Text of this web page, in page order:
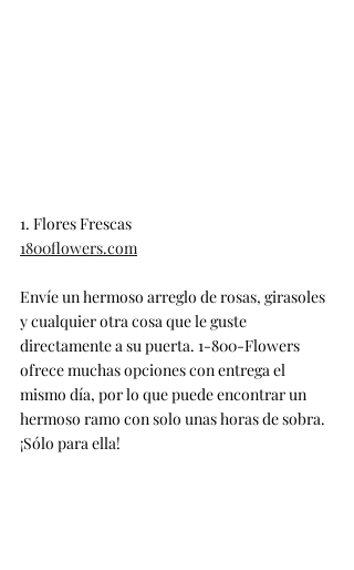
1. Flores Frescas
1800flowers.com
Envíe un hermoso arreglo de rosas, girasoles
y cualquier otra cosa que le guste
directamente a su puerta. 1-800-Flowers
ofrece muchas opciones con entrega el
mismo día, por lo que puede encontrar un
hermoso ramo con solo unas horas de sobra.
¡Sólo para ella!